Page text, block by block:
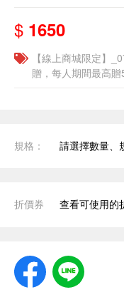
$ 1650
【線上商城限定】
贈，每人期間最高贈
規格： 請選擇數量、
折價券 查看可使用的